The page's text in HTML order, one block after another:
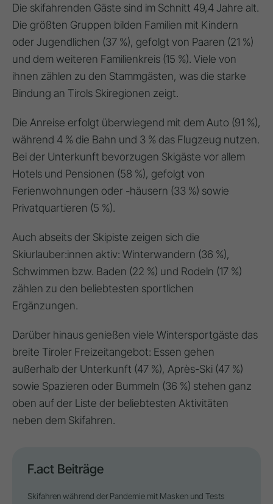
Die skifahrenden Gäste sind im Schnitt 49,4 Jahre alt.
Die größten Gruppen bilden Familien mit Kindern
oder Jugendlichen (37 %), gefolgt von Paaren (21 %)
und dem weiteren Familienkreis (15 %). Viele von
ihnen zählen zu den Stammgästen, was die starke
Bindung an Tirols Skiregionen zeigt.
Die Anreise erfolgt überwiegend mit dem Auto (91 %),
während 4 % die Bahn und 3 % das Flugzeug nutzen.
Bei der Unterkunft bevorzugen Skigäste vor allem
Hotels und Pensionen (58 %), gefolgt von
Ferienwohnungen oder -häusern (33 %) sowie
Privatquartieren (5 %).
Auch abseits der Skipiste zeigen sich die
Skiurlauber:innen aktiv: Winterwandern (36 %),
Schwimmen bzw. Baden (22 %) und Rodeln (17 %)
zählen zu den beliebtesten sportlichen
Ergänzungen.
Darüber hinaus genießen viele Wintersportgäste das
breite Tiroler Freizeitangebot: Essen gehen
außerhalb der Unterkunft (47 %), Après-Ski (47 %)
sowie Spazieren oder Bummeln (36 %) stehen ganz
oben auf der Liste der beliebtesten Aktivitäten
neben dem Skifahren.
F.act Beiträge
Skifahren während der Pandemie mit Masken und Tests